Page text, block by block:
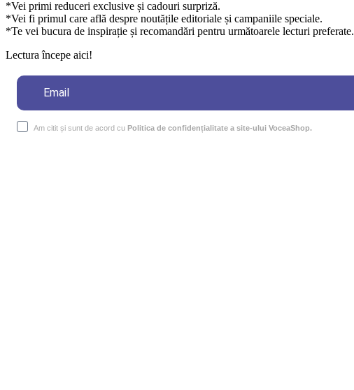
*Vei primi reduceri exclusive și cadouri surpriză.
*Vei fi primul care află despre noutățile editoriale și campaniile speciale.
*Te vei bucura de inspirație și recomandări pentru următoarele lecturi preferate.
Lectura începe aici!
Am citit și sunt de acord cu Politica de confidențialitate a site-ului VoceaShop.